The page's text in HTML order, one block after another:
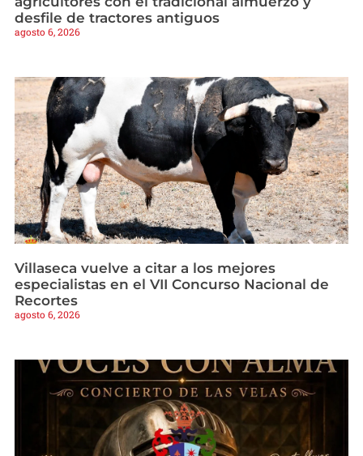
desfile de tractores antiguos
agosto 6, 2026
Villaseca vuelve a citar a los mejores
especialistas en el VII Concurso Nacional de
Recortes
agosto 6, 2026